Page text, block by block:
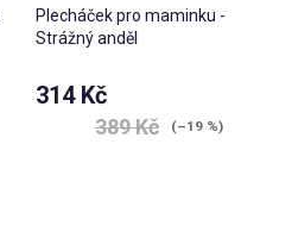
Plecháček pro maminku -
Strážný anděl
314 Kč
389 Kč (–19 %)